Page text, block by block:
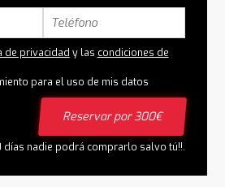
de privacidad y las condiciones de
para el uso de mis datos
Reservar por 300€
días nadie podrá comprarlo salvo tú!!.